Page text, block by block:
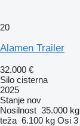
20
Alamen Trailer
32.000 €
Silo cisterna
2025
Stanje nov
Nosilnost 35.000 kg
teža 6.100 kg Osi 3